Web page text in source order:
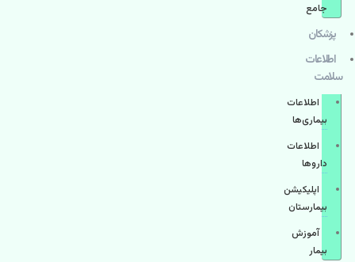
جامع
پزشكان
اطلاعات
سلامت
اطلاعات
بیماری‌ها
اطلاعات
دارو‌ها
اپليكيشن
بيمارستان
آموزش
بیمار